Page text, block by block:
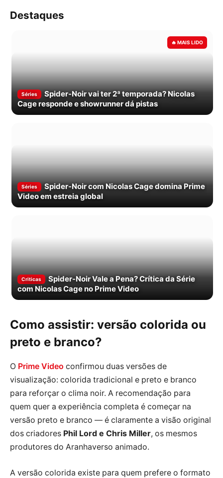
Destaques
Séries
Spider-Noir vai ter 2ª temporada? Nicolas
Cage responde e showrunner dá pistas
Séries
Spider-Noir com Nicolas Cage domina Prime
Video em estreia global
Criticas
Spider-Noir Vale a Pena? Crítica da Série
com Nicolas Cage no Prime Video
Como assistir: versão colorida ou
preto e branco?
O Prime Video confirmou duas versões de
visualização: colorida tradicional e preto e branco
para reforçar o clima noir. A recomendação para
quem quer a experiência completa é começar na
versão preto e branco — é claramente a visão original
dos criadores Phil Lord e Chris Miller, os mesmos
produtores do Aranhaverso animado.
A versão colorida existe para quem prefere o formato